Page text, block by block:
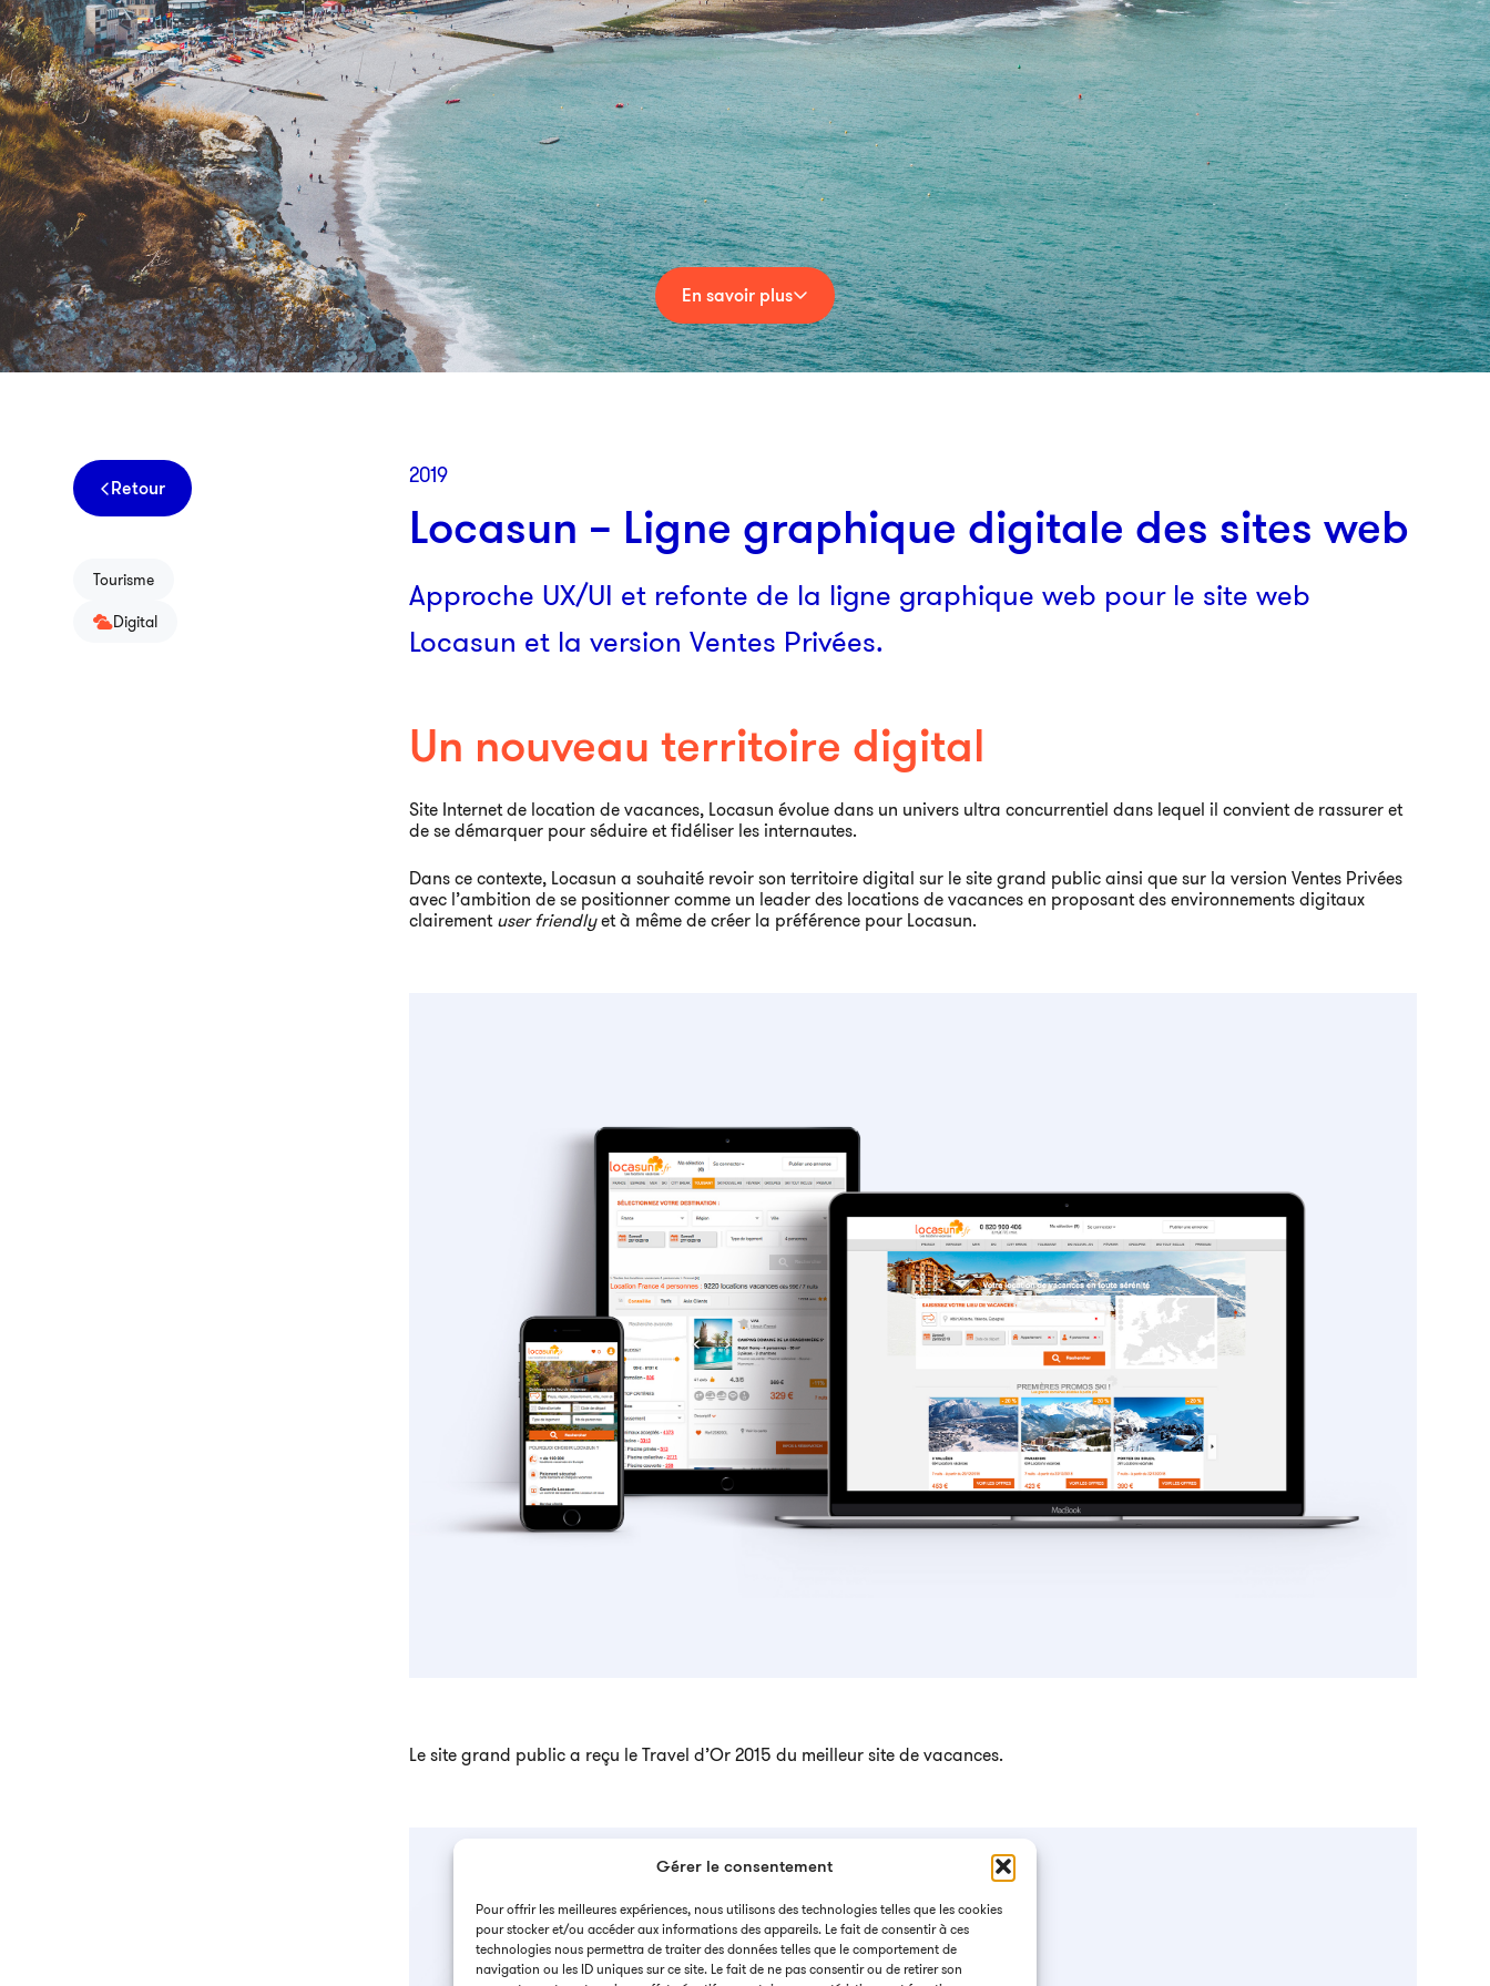
Gérer le consentement
Pour offrir les meilleures expériences, nous utilisons des technologies telles que les cookies
pour stocker et/ou accéder aux informations des appareils. Le fait de consentir à ces
technologies nous permettra de traiter des données telles que le comportement de
navigation ou les ID uniques sur ce site. Le fait de ne pas consentir ou de retirer son
En savoir plus
Retour
Tourisme
Digital
2019
Locasun – Ligne graphique digitale des sites web
Approche UX/UI et refonte de la ligne graphique web pour le site web
Locasun et la version Ventes Privées.
Un nouveau territoire digital
Site Internet de location de vacances, Locasun évolue dans un univers ultra concurrentiel dans lequel il convient de rassurer et
de se démarquer pour séduire et fidéliser les internautes.
Dans ce contexte, Locasun a souhaité revoir son territoire digital sur le site grand public ainsi que sur la version Ventes Privées
avec l’ambition de se positionner comme un leader des locations de vacances en proposant des environnements digitaux
clairement user friendlyet à même de créer la préférence pour Locasun.
Le site grand public a reçu le Travel d’Or 2015 du meilleur site de vacances.